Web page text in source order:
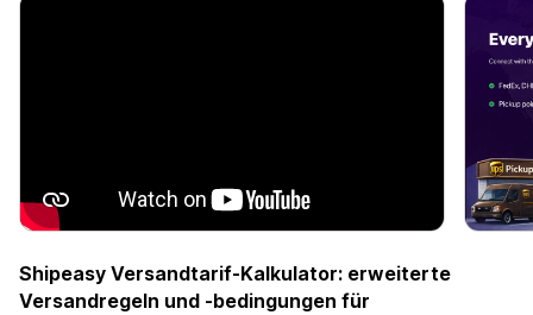
Shipeasy Versandtarif-Kalkulator: erweiterte
Versandregeln und -bedingungen für